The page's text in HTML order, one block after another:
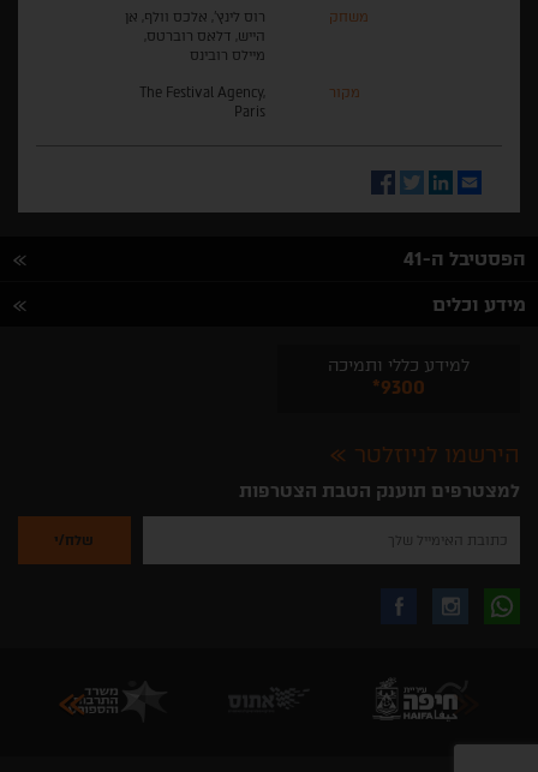
משחק
רוס לינץ', אלכס וולף, אן
הייש, דלאס רוברטס,
מיילס רובינס
מקור
The Festival Agency,
Paris
Email
LinkedIn
Twitter
Facebook
הפסטיבל ה-41
מידע וכלים
למידע כללי ותמיכה
*9300
הירשמו לניוזלטר
למצטרפים תוענק הטבת הצטרפות
להזין
שלך
להרשמה
לקבלת
באינסטגרם
עקבו
בפייסבוק